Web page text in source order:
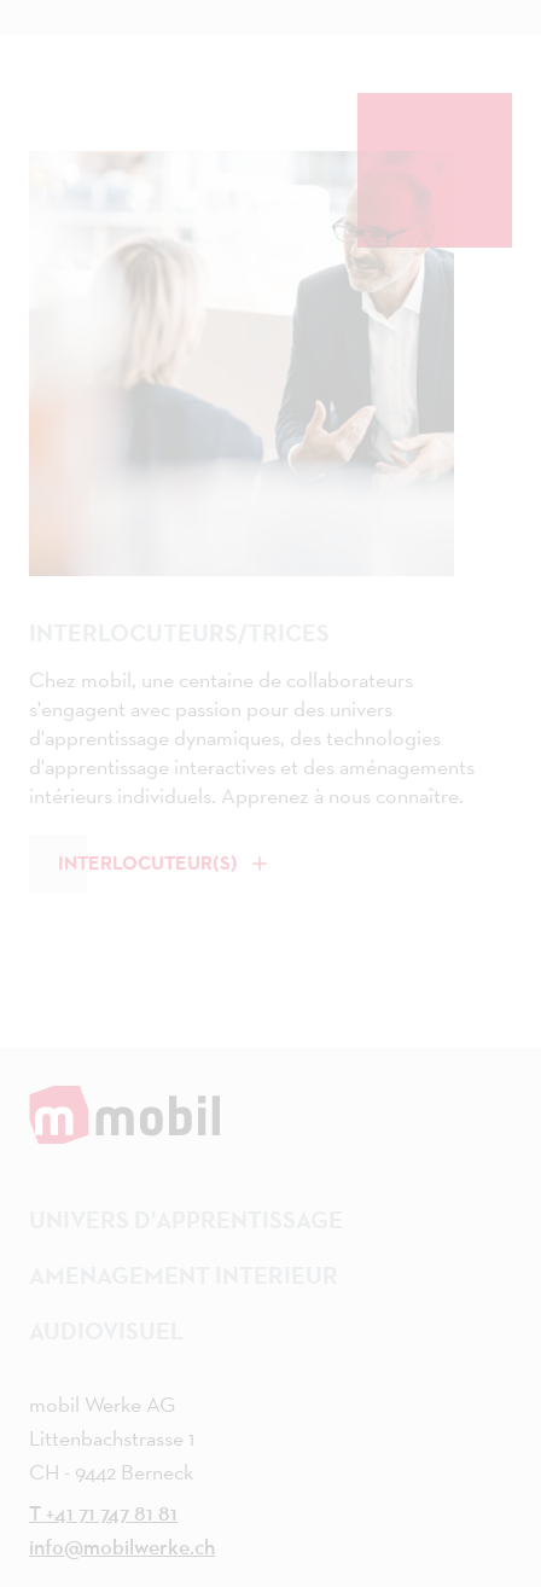
Chez mobil, une centaine de collaborateurs
s'engagent avec passion pour des univers
d'apprentissage dynamiques, des technologies
d'apprentissage interactives et des aménagements
intérieurs individuels. Apprenez à nous connaître.
INTERLOCUTEUR(S)
mobil Werke AG
Littenbachstrasse 1
CH - 9442 Berneck
T +41 71 747 81 81
info@mobilwerke.ch